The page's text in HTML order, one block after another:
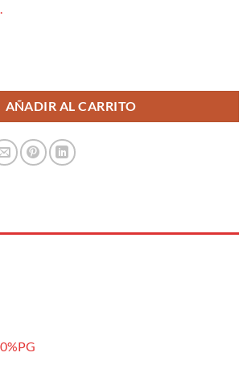
AÑADIR AL CARRITO